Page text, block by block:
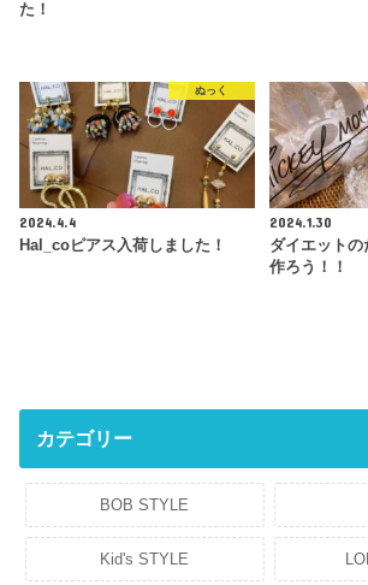
た！
ぬっく
2024.4.4
Hal_coピアス入荷しました！
2024.1.30
ダイエット
作ろう！！
カテゴリー
BOB STYLE
Kid's STYLE